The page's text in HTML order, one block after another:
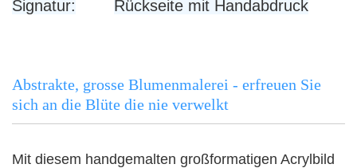
Signatur:
Rückseite mit Handabdruck
Abstrakte, grosse Blumenmalerei - erfreuen Sie
sich an die Blüte die nie verwelkt
Mit diesem handgemalten großformatigen Acrylbild